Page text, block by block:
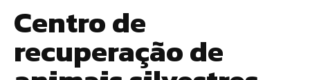
Centro de
recuperação de